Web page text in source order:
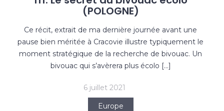
(POLOGNE)
Ce récit, extrait de ma dernière journée avant une
pause bien méritée à Cracovie illustre typiquement le
moment stratégique de la recherche de bivouac. Un
bivouac qui s’avèrera plus écolo […]
6 juillet 2021
Europe